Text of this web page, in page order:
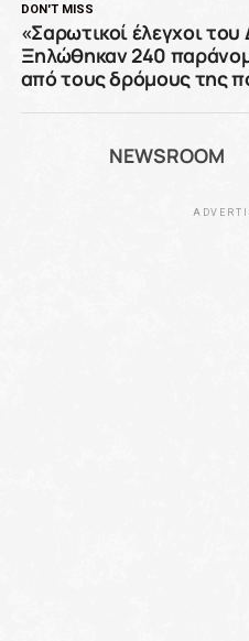
DON'T MISS
«Σαρωτικοί έλεγχοι
Ξηλώθηκαν 240
από τους δρόμους της
NEWSROOM